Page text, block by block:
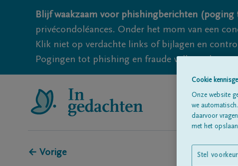
Blijf waakzaam voor phishingberichten
privécondoléances. Onder het mom van een
Klik niet op verdachte links of bijlagen en
Pogingen tot phishing en fraude vallen echter
← Vorige
Cookie
Onze website
we
daarvoor
met het
Stel